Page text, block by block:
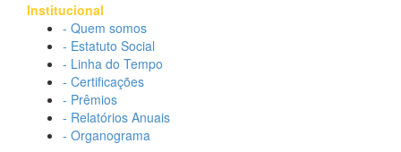
Institucional
- Quem somos
- Estatuto Social
- Linha do Tempo
- Certificações
- Prêmios
- Relatórios Anuais
- Organograma